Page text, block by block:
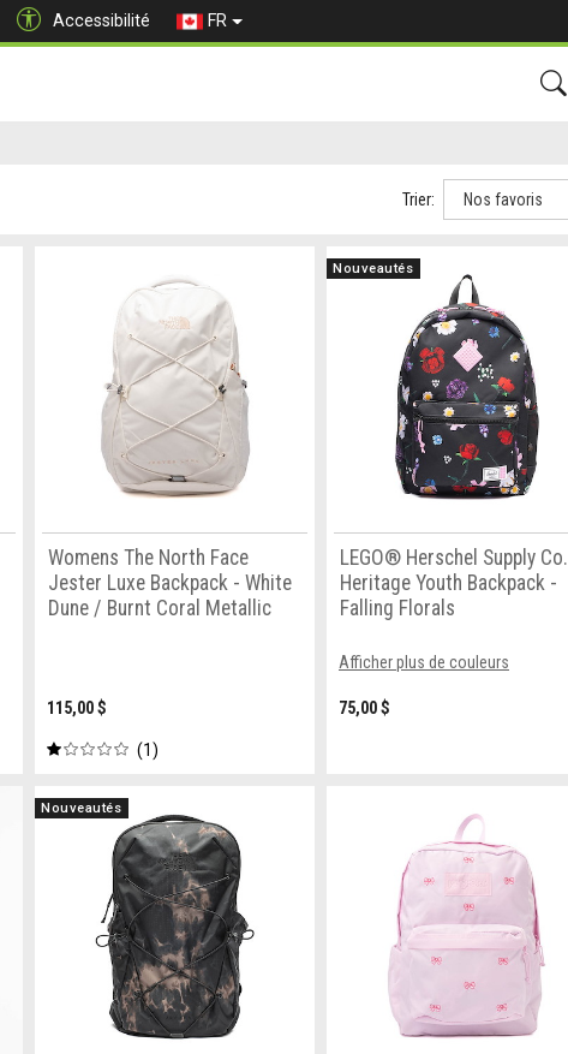
Accessibilité
FR
Trier:
Womens The North Face
Jester Luxe Backpack - White
Dune / Burnt Coral Metallic
115,00 $
1
Nouveautés
LEGO® Herschel Supply Co.
Heritage Youth Backpack -
Falling Florals
Afficher plus de couleurs
75,00 $
Nouveautés